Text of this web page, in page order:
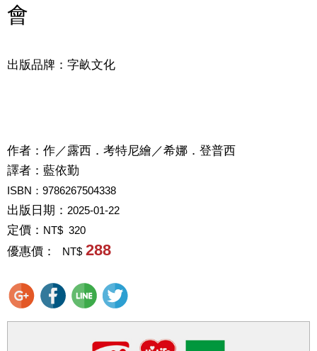
會
出版品牌：字畝文化
作者： 作／露西．考特尼繪／希娜．登普西
譯者： 藍依勤
ISBN：9786267504338
出版日期： 2025-01-22
定價： NT$ 320
優惠價： NT$ 288